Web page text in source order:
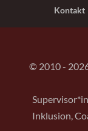
Kontakt
© 2010 -
Inklusion,